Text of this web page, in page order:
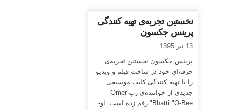
نخستین تجربه‌ی تهیه کنندگی
پرینس جکسون
13 تیر 1395
پرینس جکسون نخستین تجربه‌ی
حرفه‌ای خود در ساخت فیلم و ویدیو
را با تهیه کنندگی کلیپ موسیقی
جدیدی از خواننده‌ی رپ Omer
Bhatti "O-Bee" رقم زده است. او-